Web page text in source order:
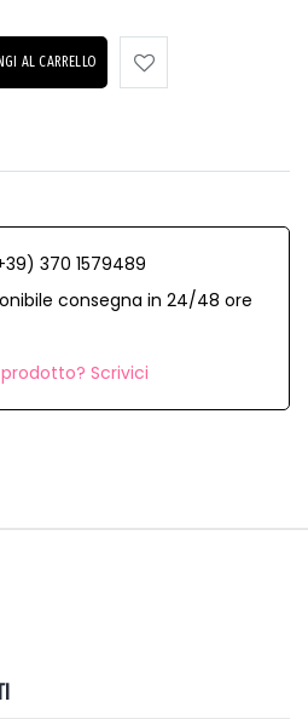
AL CARRELLO
370 1579489
consegna in 24/48 ore
Scrivici